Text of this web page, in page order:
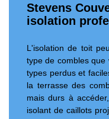
Stevens
isolation
L'isolation de toit
type de combles que
types perdus et
la terrasse des
mais durs à
isolant de caillots